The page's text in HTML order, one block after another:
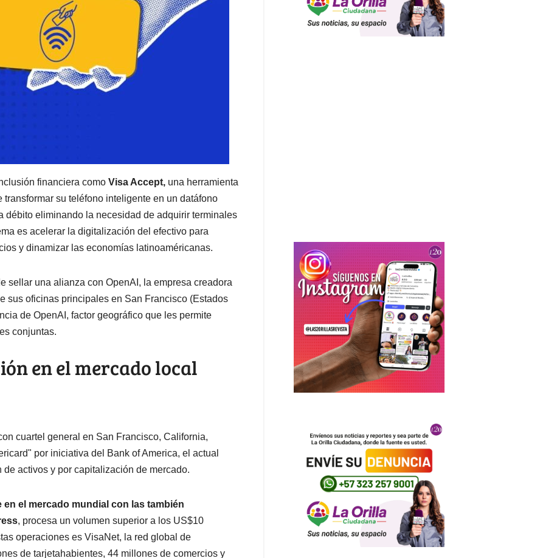
financiera como Visa Accept, una herramienta
su teléfono inteligente en un datáfono
débito eliminando la necesidad de adquirir terminales
es acelerar la digitalización del efectivo para
y dinamizar las economías latinoaméricanas.
sellar una alianza con OpenAI, la empresa creadora
sus oficinas principales en San Francisco (Estados
de OpenAI, factor geográfico que les permite
conjuntas.
en el mercado local
cuartel general en San Francisco, California,
por iniciativa del Bank of America, el actual
activos y por capitalización de mercado.
el mercado mundial con las también
, procesa un volumen superior a los US$10
operaciones es VisaNet, la red global de
de tarjetahabientes, 44 millones de comercios y